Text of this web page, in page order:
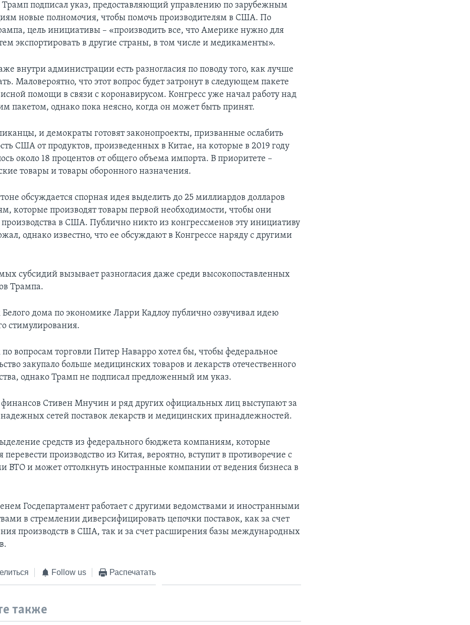
Трамп подписал указ, предоставляющий управлению по зарубежным
новые полномочия, чтобы помочь производителям в США. По
цель инициативы – «производить все, что Америке нужно для
экспортировать в другие страны, в том числе и медикаменты».
внутри администрации есть разногласия по поводу того, как лучше
Маловероятно, что этот вопрос будет затронут в следующем пакете
помощи в связи с коронавирусом. Конгресс уже начал работу над
пакетом, однако пока неясно, когда он может быть принят.
и демократы готовят законопроекты, призванные ослабить
США от продуктов, произведенных в Китае, на которые в 2019 году
около 18 процентов от общего объема импорта. В приоритете –
товары и товары оборонного назначения.
обсуждается спорная идея выделить до 25 миллиардов долларов
которые производят товары первой необходимости, чтобы они
в США. Публично никто из конгрессменов эту инициативу
однако известно, что ее обсуждают в Конгрессе наряду с другими
субсидий вызывает разногласия даже среди высокопоставленных
Трампа.
Белого дома по экономике Ларри Кадлоу публично озвучивал идею
стимулирования.
вопросам торговли Питер Наварро хотел бы, чтобы федеральное
закупало больше медицинских товаров и лекарств отечественного
однако Трамп не подписал предложенный им указ.
Стивен Мнучин и ряд других официальных лиц выступают за
надежных сетей поставок лекарств и медицинских принадлежностей.
средств из федерального бюджета компаниям, которые
перевести производство из Китая, вероятно, вступит в противоречие с
ВТО и может оттолкнуть иностранные компании от ведения бизнеса в
Госдепартамент работает с другими ведомствами и иностранными
в стремлении диверсифицировать цепочки поставок, как за счет
производств в США, так и за счет расширения базы международных
Follow us Распечатать
также